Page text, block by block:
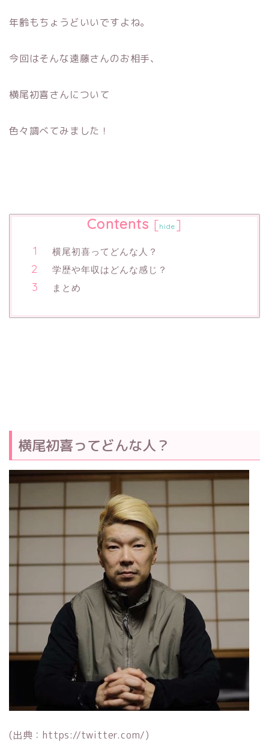
年齢もちょうどいいですよね。
今回はそんな遠藤さんのお相手、
横尾初喜さんについて
色々調べてみました！
Contents [hide ]
横尾初喜ってどんな人？
学歴や年収はどんな感じ？
まとめ
横尾初喜ってどんな人？
(出典：https://twitter.com/)